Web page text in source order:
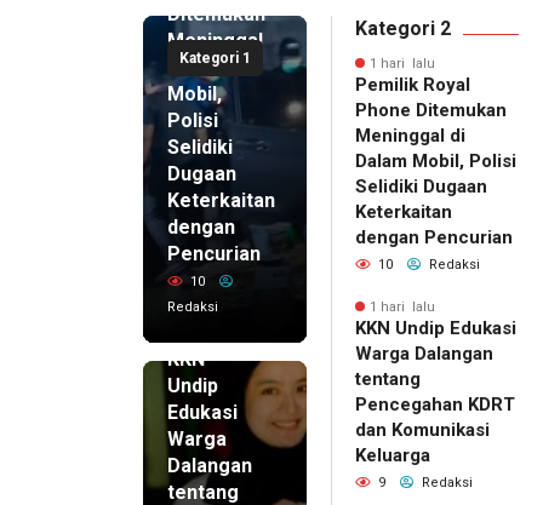
Kategori 1
Ditemukan
Meninggal
di Dalam
Mobil,
Polisi
Selidiki
Dugaan
Keterkaitan
dengan
Pencurian
10
Redaksi
KKN
Undip
Edukasi
Warga
Dalangan
tentang
Kategori 2
1 hari lalu
Pemilik Royal
Phone Ditemukan
Meninggal di
Dalam Mobil, Polisi
Selidiki Dugaan
Keterkaitan
dengan Pencurian
10 Redaksi
1 hari lalu
KKN Undip Edukasi
Warga Dalangan
tentang
Pencegahan KDRT
dan Komunikasi
Keluarga
9 Redaksi